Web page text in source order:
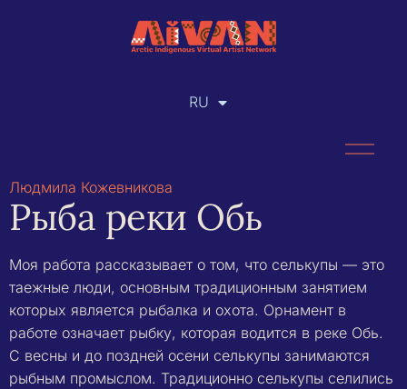
RU
EN
Людмила Кожевникова
Рыба реки Обь
Моя работа рассказывает о том, что селькупы — это
таежные люди, основным традиционным занятием
которых является рыбалка и охота. Орнамент в
работе означает рыбку, которая водится в реке Обь.
С весны и до поздней осени селькупы занимаются
рыбным промыслом. Традиционно селькупы селились